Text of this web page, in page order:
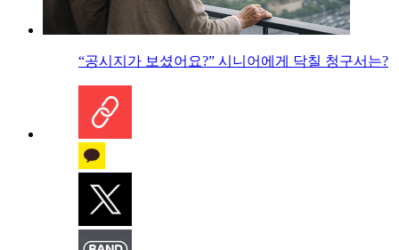
“공시지가 보셨어요?” 시니어에게 닥칠 청구서는?